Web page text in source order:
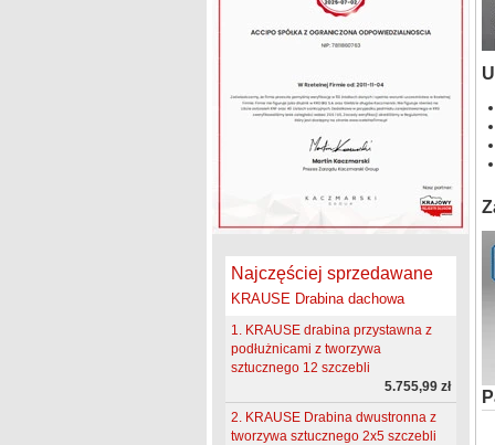
Najczęściej sprzedawane
KRAUSE Drabina dachowa
1. KRAUSE drabina przystawna z
podłużnicami z tworzywa
sztucznego 12 szczebli
5.755,99 zł
2. KRAUSE Drabina dwustronna z
tworzywa sztucznego 2x5 szczebli